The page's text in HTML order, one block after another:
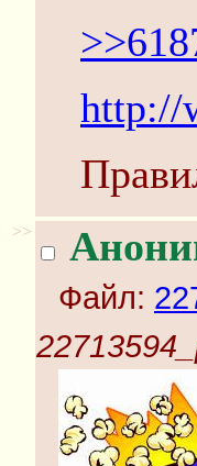
http://
>>
Файл: